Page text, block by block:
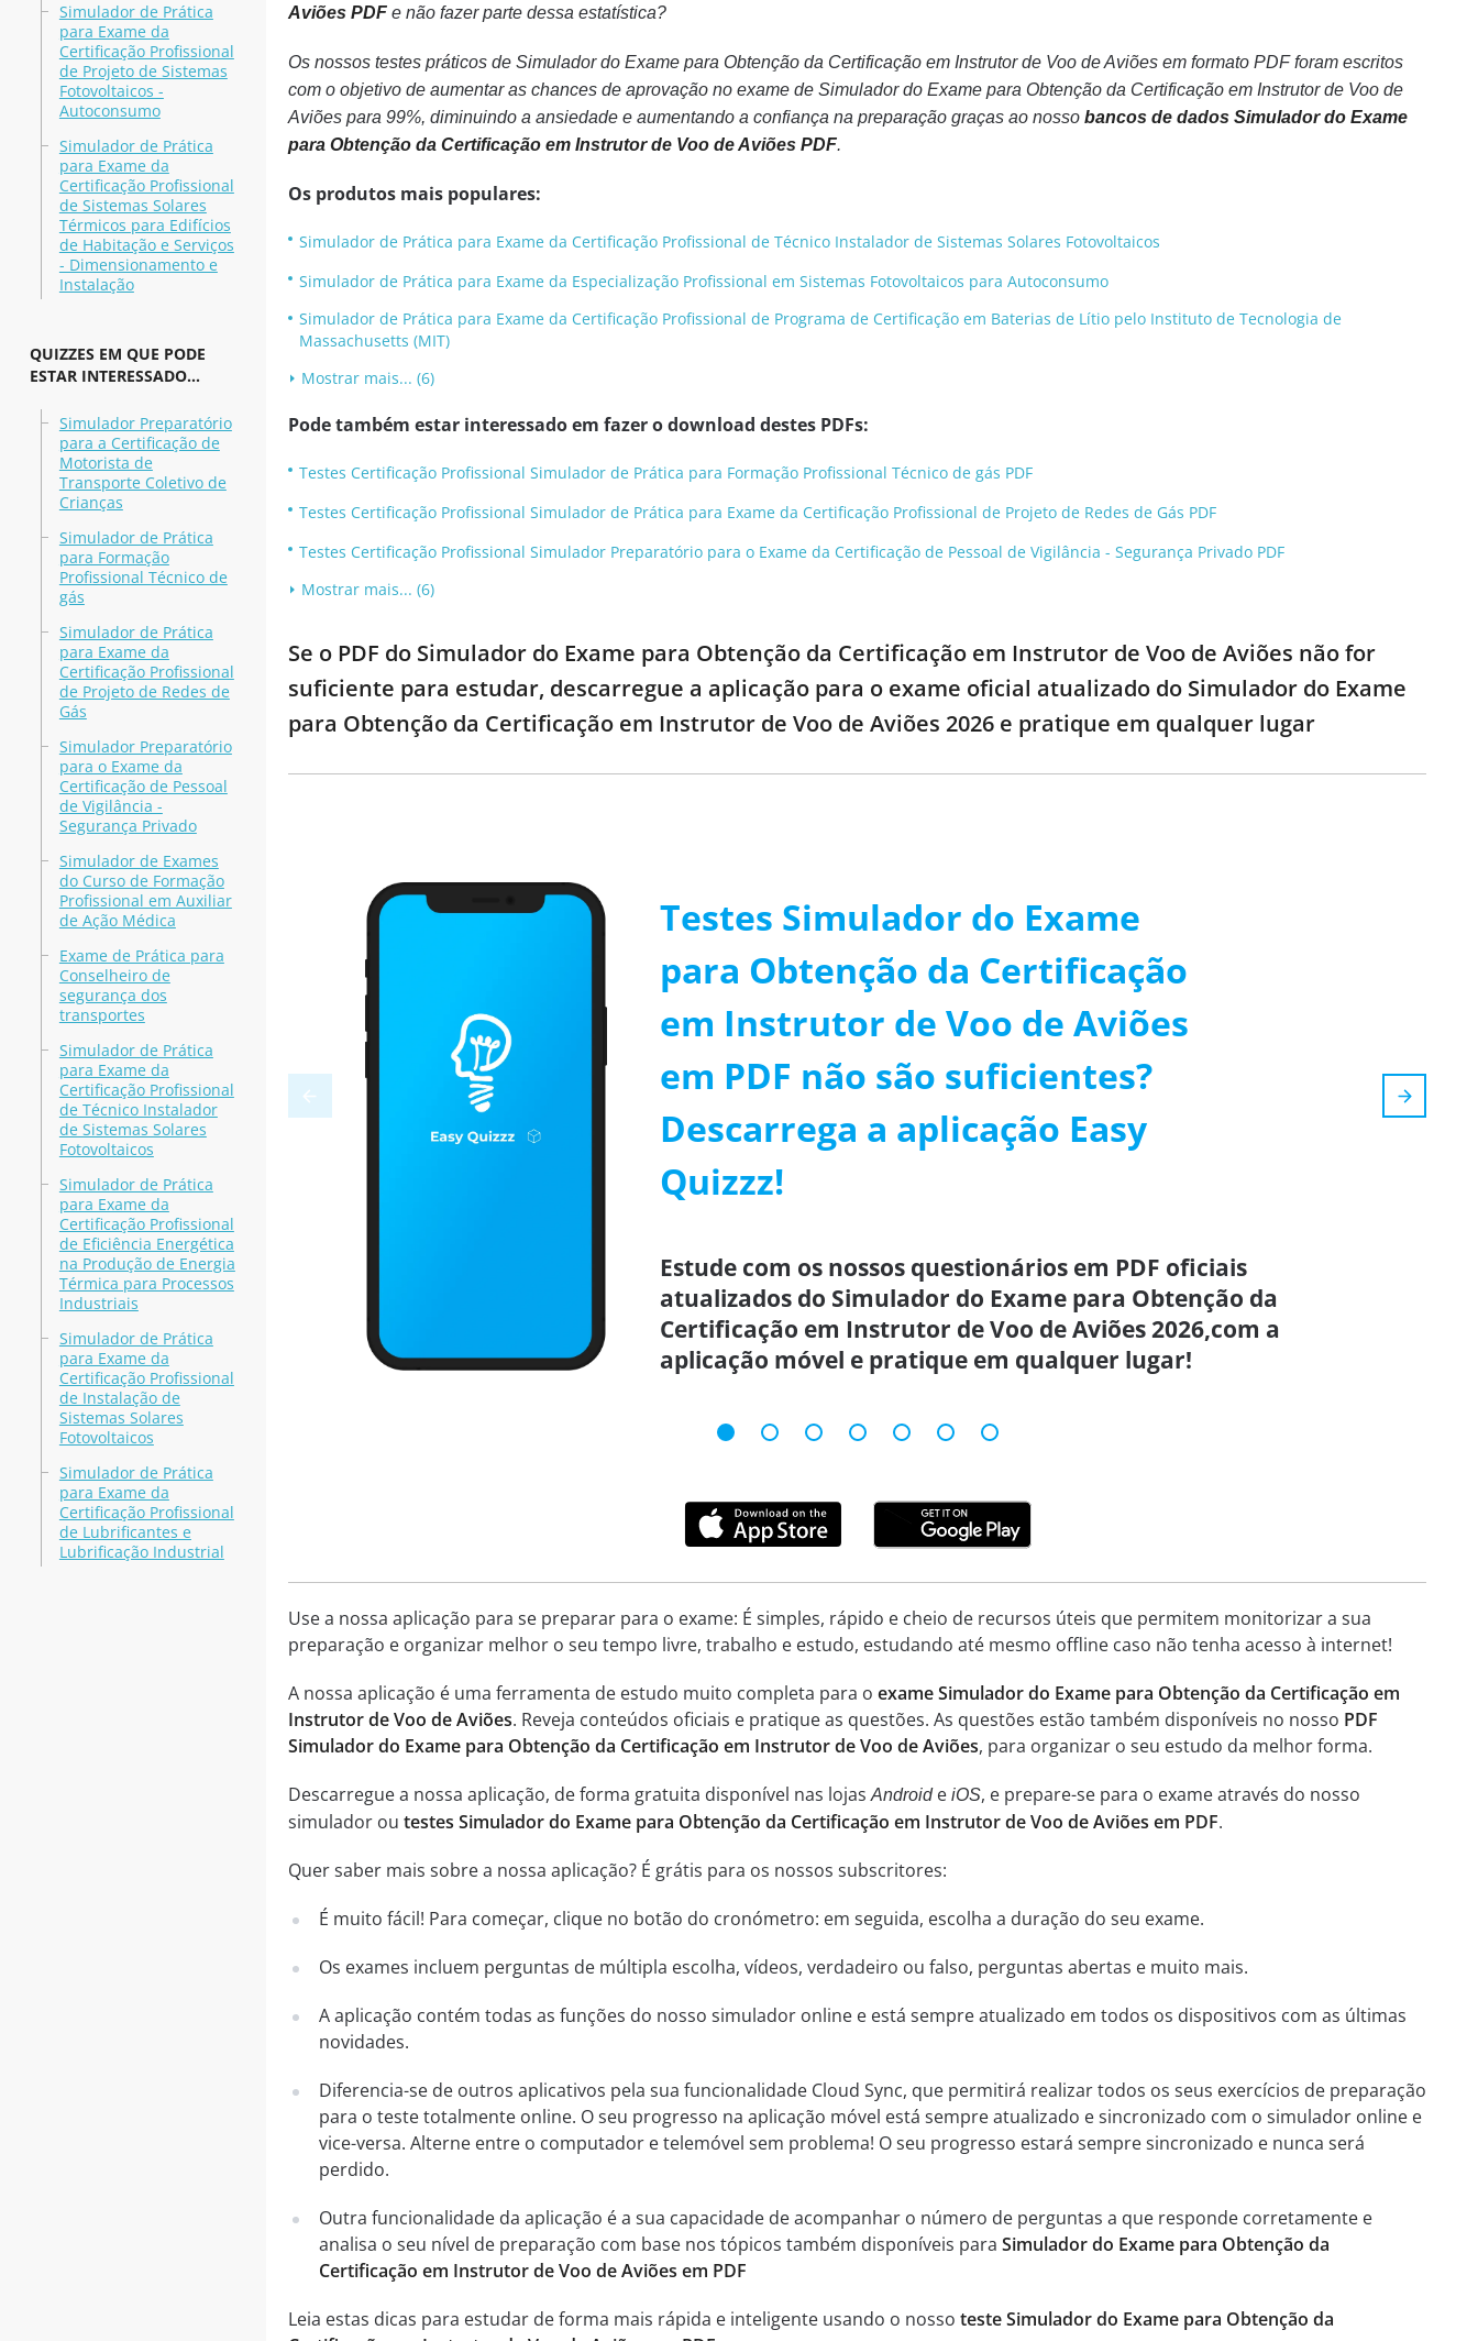
Simulador de Prática
para Exame da
Certificação Profissional
de Projeto de Sistemas
Fotovoltaicos -
Autoconsumo
Simulador de Prática
para Exame da
Certificação Profissional
de Sistemas Solares
Térmicos para Edifícios
de Habitação e Serviços
- Dimensionamento e
Instalação
QUIZZES EM QUE PODE
ESTAR INTERESSADO...
Simulador Preparatório
para a Certificação de
Motorista de
Transporte Coletivo de
Crianças
Simulador de Prática
para Formação
Profissional Técnico de
gás
Simulador de Prática
para Exame da
Certificação Profissional
de Projeto de Redes de
Gás
Simulador Preparatório
para o Exame da
Certificação de Pessoal
de Vigilância -
Segurança Privado
Simulador de Exames
do Curso de Formação
Profissional em Auxiliar
de Ação Médica
Exame de Prática para
Conselheiro de
segurança dos
transportes
Simulador de Prática
para Exame da
Certificação Profissional
de Técnico Instalador
de Sistemas Solares
Fotovoltaicos
Simulador de Prática
para Exame da
Certificação Profissional
de Eficiência Energética
na Produção de Energia
Térmica para Processos
Industriais
Simulador de Prática
para Exame da
Certificação Profissional
de Instalação de
Sistemas Solares
Fotovoltaicos
Simulador de Prática
para Exame da
Certificação Profissional
de Lubrificantes e
Lubrificação Industrial
Aviões PDFe não fazer parte dessa estatística?
Os nossos testes práticos de Simulador do Exame para Obtenção da Certificação em Instrutor de Voo de Aviões em formato PDF foram escritos
com o objetivo de aumentar as chances de aprovação no exame de Simulador do Exame para Obtenção da Certificação em Instrutor de Voo de
Aviões para 99%, diminuindo a ansiedade e aumentando a confiança na preparação graças ao nosso bancos de dados Simulador do Exame
para Obtenção da Certificação em Instrutor de Voo de Aviões PDF.
Os produtos mais populares:
Simulador de Prática para Exame da Certificação Profissional de Técnico Instalador de Sistemas Solares Fotovoltaicos
Simulador de Prática para Exame da Especialização Profissional em Sistemas Fotovoltaicos para Autoconsumo
Simulador de Prática para Exame da Certificação Profissional de Programa de Certificação em Baterias de Lítio pelo Instituto de Tecnologia de
Massachusetts (MIT)
Mostrar mais... (6)
Pode também estar interessado em fazer o download destes PDFs:
Testes Certificação Profissional Simulador de Prática para Formação Profissional Técnico de gás PDF
Testes Certificação Profissional Simulador de Prática para Exame da Certificação Profissional de Projeto de Redes de Gás PDF
Testes Certificação Profissional Simulador Preparatório para o Exame da Certificação de Pessoal de Vigilância - Segurança Privado PDF
Mostrar mais... (6)
Se o PDF do Simulador do Exame para Obtenção da Certificação em Instrutor de Voo de Aviões não for
suficiente para estudar, descarregue a aplicação para o exame oficial atualizado do Simulador do Exame
para Obtenção da Certificação em Instrutor de Voo de Aviões 2026 e pratique em qualquer lugar
Testes Simulador do Exame
para Obtenção da Certificação
em Instrutor de Voo de Aviões
em PDF não são suficientes?
Descarrega a aplicação Easy
Quizzz!
Estude com os nossos questionários em PDF oficiais
atualizados do Simulador do Exame para Obtenção da
Certificação em Instrutor de Voo de Aviões 2026,com a
aplicação móvel e pratique em qualquer lugar!
Use a nossa aplicação para se preparar para o exame: É simples, rápido e cheio de recursos úteis que permitem monitorizar a sua
preparação e organizar melhor o seu tempo livre, trabalho e estudo, estudando até mesmo offline caso não tenha acesso à internet!
A nossa aplicação é uma ferramenta de estudo muito completa para o exame Simulador do Exame para Obtenção da Certificação em
Instrutor de Voo de Aviões. Reveja conteúdos oficiais e pratique as questões. As questões estão também disponíveis no nosso PDF
Simulador do Exame para Obtenção da Certificação em Instrutor de Voo de Aviões, para organizar o seu estudo da melhor forma.
Descarregue a nossa aplicação, de forma gratuita disponível nas lojasAndroide iOS, e prepare-se para o exame através do nosso
simulador ou testes Simulador do Exame para Obtenção da Certificação em Instrutor de Voo de Aviões em PDF.
Quer saber mais sobre a nossa aplicação? É grátis para os nossos subscritores:
É muito fácil! Para começar, clique no botão do cronómetro: em seguida, escolha a duração do seu exame.
Os exames incluem perguntas de múltipla escolha, vídeos, verdadeiro ou falso, perguntas abertas e muito mais.
A aplicação contém todas as funções do nosso simulador online e está sempre atualizado em todos os dispositivos com as últimas
novidades.
Diferencia-se de outros aplicativos pela sua funcionalidade Cloud Sync, que permitirá realizar todos os seus exercícios de preparação
para o teste totalmente online. O seu progresso na aplicação móvel está sempre atualizado e sincronizado com o simulador online e
vice-versa. Alterne entre o computador e telemóvel sem problema! O seu progresso estará sempre sincronizado e nunca será
perdido.
Outra funcionalidade da aplicação é a sua capacidade de acompanhar o número de perguntas a que responde corretamente e
analisa o seu nível de preparação com base nos tópicos também disponíveis para Simulador do Exame para Obtenção da
Certificação em Instrutor de Voo de Aviões em PDF
Leia estas dicas para estudar de forma mais rápida e inteligente usando o nosso teste Simulador do Exame para Obtenção da